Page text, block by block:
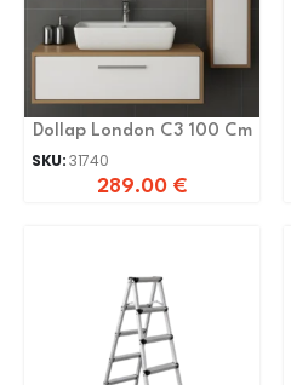
Dollap London C3 100 Cm
SKU:31740
289.00 €